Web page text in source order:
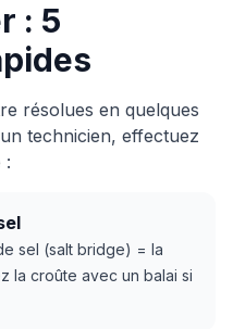
: 5
résolues en quelques
technicien, effectuez
:
sel (salt bridge) = la
la croûte avec un balai si